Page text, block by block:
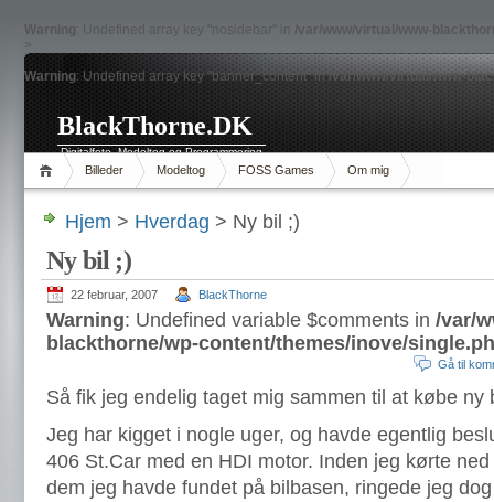
Warning: Undefined array key "nosidebar" in /var/www/virtual/www-
>
Warning: Undefined array key "banner_content" in/var/www/virtual/www-
BlackThorne.DK
Digitalfoto, Modeltog og Programmering
Billeder Modeltog FOSS Games Om mig
Hjem > Hverdag > Ny bil ;)
Ny bil ;)
22 februar, 2007 BlackThorne
Warning: Undefined variable $comments in /var/
blackthorne/wp-content/themes/inove/
Gå til
Så fik jeg endelig taget mig sammen til at købe ny
Jeg har kigget i nogle uger, og havde egentlig
406 St.Car med en HDI motor. Inden jeg kørte
dem jeg havde fundet på bilbasen, ringede jeg